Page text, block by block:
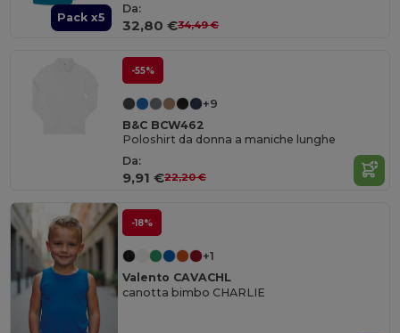
Pack x5
Da:
32,80 €34,49 €
-55%
+9
B&C BCW462
Poloshirt da donna a maniche lunghe
Da:
9,91 €22,20 €
-18%
+1
Valento CAVACHL
canotta bimbo CHARLIE